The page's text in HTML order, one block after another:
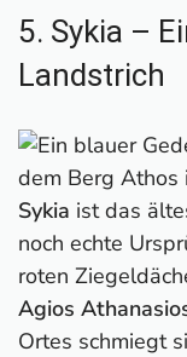
5. Sykia –
Landstrich
Sykia ist das
noch echte
roten
Agios
Ortes schmiegt